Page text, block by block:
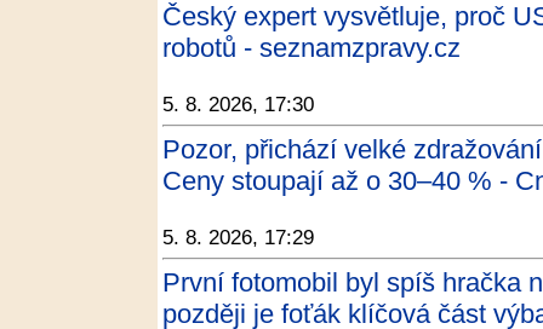
Český expert vysvětluje, proč
robotů - seznamzpravy.cz
5. 8. 2026, 17:30
Pozor, přichází velké
Ceny stoupají až o 30–40 % -
5. 8. 2026, 17:29
První fotomobil byl spíš hračka
později je foťák klíčová část